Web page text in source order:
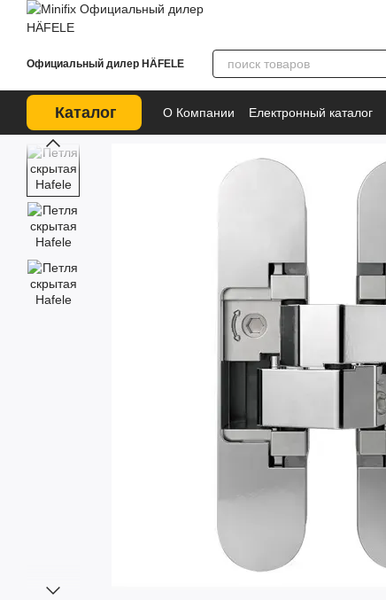
Перейти к основному контенту
Официальный дилер HÄFELE
Каталог О Компании Електронный каталог